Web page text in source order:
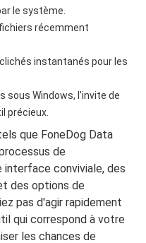
le système.
récemment
instantanés pour les
sous Windows, l’invite de
précieux.
que FoneDog Data
de
interface conviviale, des
des options de
pas d'agir rapidement
qui correspond à votre
les chances de